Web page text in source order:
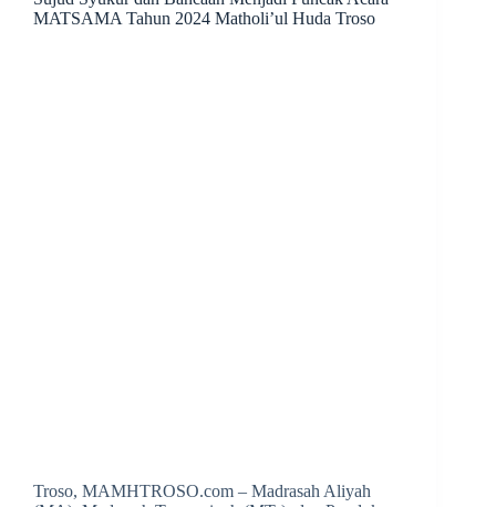
MATSAMA Tahun 2024 Matholi’ul Huda Troso
Troso, MAMHTROSO.com – Madrasah Aliyah